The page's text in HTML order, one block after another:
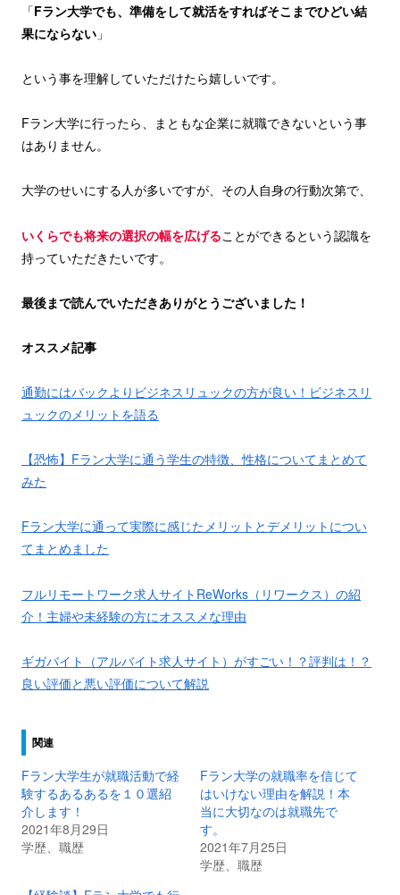
「Fラン大学でも、準備をして就活をすればそこまでひどい結
果にならない 」
という事を理解していただけたら嬉しいです。
Fラン大学に行ったら、まともな企業に就職できないという事
はありません。
大学のせいにする人が多いですが、その人自身の行動次第で、
いくらでも将来の選択の幅を広げることができるという認識を
持っていただきたいです。
最後まで読んでいただきありがとうございました！
オススメ記事
通勤にはバックよりビジネスリュックの方が良い！ビジネスリ
ュックのメリットを語る
【恐怖】Fラン大学に通う学生の特徴、性格についてまとめて
みた
Fラン大学に通って実際に感じたメリットとデメリットについ
てまとめました
フルリモートワーク求人サイトReWorks（リワークス）の紹
介！主婦や未経験の方にオススメな理由
ギガバイト（アルバイト求人サイト）がすごい！？評判は！？
良い評価と悪い評価について解説
関連
Fラン大学生が就職活動で経
験するあるあるを１０選紹
介します！
2021年8月29日
学歴、職歴
Fラン大学の就職率を信じて
はいけない理由を解説！本
当に大切なのは就職先で
す。
2021年7月25日
学歴、職歴